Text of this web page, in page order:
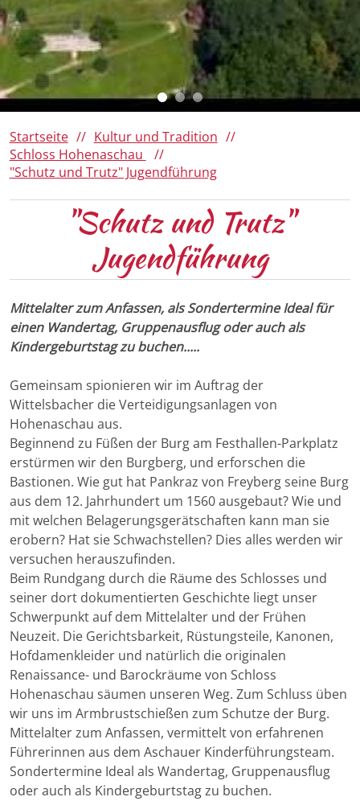
Startseite
Kultur und Tradition
Schloss Hohenaschau
"Schutz und Trutz" Jugendführung
"Schutz und Trutz"
Jugendführung
Mittelalter zum Anfassen, als Sondertermine Ideal für
einen Wandertag, Gruppenausflug oder auch als
Kindergeburtstag zu buchen.....
Gemeinsam spionieren wir im Auftrag der
Wittelsbacher die Verteidigungsanlagen von
Hohenaschau aus.
Beginnend zu Füßen der Burg am Festhallen-Parkplatz
erstürmen wir den Burgberg, und erforschen die
Bastionen. Wie gut hat Pankraz von Freyberg seine Burg
aus dem 12. Jahrhundert um 1560 ausgebaut? Wie und
mit welchen Belagerungsgerätschaften kann man sie
erobern? Hat sie Schwachstellen? Dies alles werden wir
versuchen herauszufinden.
Beim Rundgang durch die Räume des Schlosses und
seiner dort dokumentierten Geschichte liegt unser
Schwerpunkt auf dem Mittelalter und der Frühen
Neuzeit. Die Gerichtsbarkeit, Rüstungsteile, Kanonen,
Hofdamenkleider und natürlich die originalen
Renaissance- und Barockräume von Schloss
Hohenaschau säumen unseren Weg. Zum Schluss üben
wir uns im Armbrustschießen zum Schutze der Burg.
Mittelalter zum Anfassen, vermittelt von erfahrenen
Führerinnen aus dem Aschauer Kinderführungsteam.
Sondertermine Ideal als Wandertag, Gruppenausflug
oder auch als Kindergeburtstag zu buchen.
150 Jahre Familie von Cramer-
Klett
Ausflugsziele
Winter
Panoramen 360°
Barrierefreies Aschau